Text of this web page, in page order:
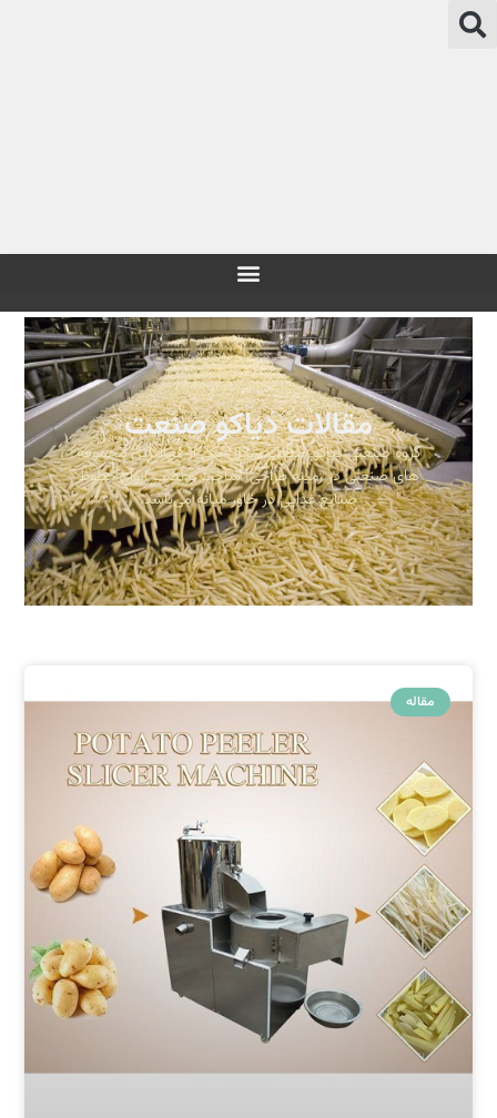
مقالات دیاکو صنعت
گروه صنعتی دیاکو صنعت سگال یکی از فعالترین مجموعه
های صنعتی در زمینه طراحی، ساخت و نصب انواع خطوط
صنایع غذایی در خاور میانه می‌باشد.
مقاله